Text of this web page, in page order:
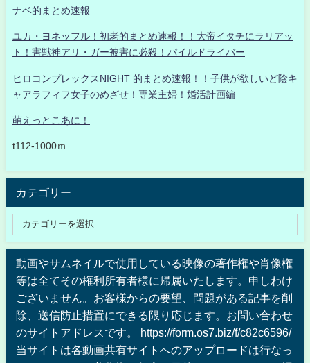
ナベ的まとめ速報
ユカ・ヨネッフル！初老的まとめ速報！！大帝イタチにラリアッ
ト！害獣神アリ・ガー被害に必殺！パイルドライバー
ヒロコンプレックスNIGHT 的まとめ速報！！子供が欲しいど陰キ
ャアラフィフ女子のめざせ！専業主婦！婚活計画編
萌えっとこあに！
t112-1000ｍ
カテゴリー
動画やサムネイルで使用している映像の著作権や肖像権
等は全てその権利所有者様に帰属いたします。申しわけ
ございません。お客様からの要望、問題がある記事を削
除、送信防止措置にできる限り応じます。お問い合わせ
のサイトアドレスです。 https://form.os7.biz/f/c82c6596/
当サイトは各動画共有サイトへのアップロードは行なっ